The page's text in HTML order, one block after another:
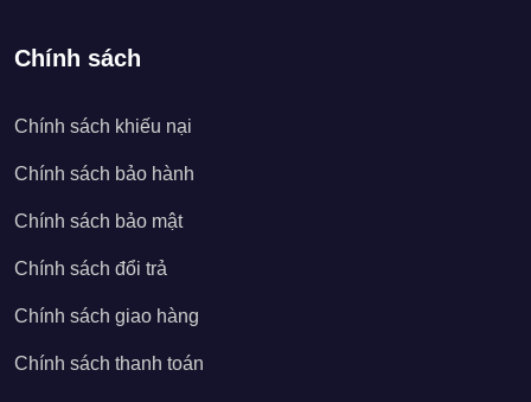
Chính sách
Chính sách khiếu nại
Chính sách bảo hành
Chính sách bảo mật
Chính sách đổi trả
Chính sách giao hàng
Chính sách thanh toán